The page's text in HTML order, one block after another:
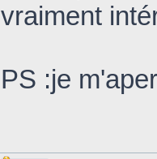
vraiment
PS :je